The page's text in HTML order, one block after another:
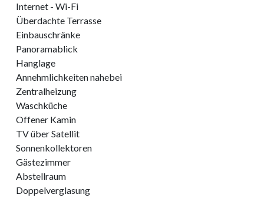
Internet - Wi-Fi
Überdachte Terrasse
Einbauschränke
Panoramablick
Hanglage
Annehmlichkeiten nahebei
Zentralheizung
Waschküche
Offener Kamin
TV über Satellit
Sonnenkollektoren
Gästezimmer
Abstellraum
Doppelverglasung